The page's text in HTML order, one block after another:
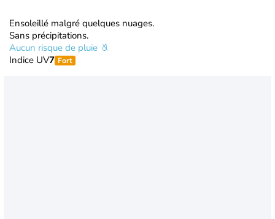
Ensoleillé malgré quelques nuages.
Sans précipitations.
Aucun risque de pluie
Indice UV7 Fort